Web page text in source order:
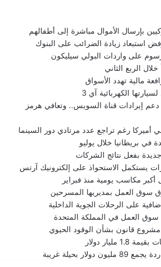
بإرسال الأموال مباشرة إلى أطفالهم
استبعاد زيادة الضرائب على البنوك
على واردات البولي سيليكون
خلال الربع الثاني
مالية تهدد الأسواق
الكهربائية آي 3
إيرادات قناة السويس.. وتعافي هرمز
أميركا رغم تراجع عدد مرتادي دور السينما
في بريطانيا خلال يوليو
بفعل نتائج الشركات
يستكمل الاستحواذ على إلكترونيك آرتس
سوق العمل بمديريها المسرحين
على الرحلات الجوية الداخلية
سوق العمل في المملكة المتحدة
مشروع قانون بشأن الوقود الحيوي
دولار
بحيلة غريبة